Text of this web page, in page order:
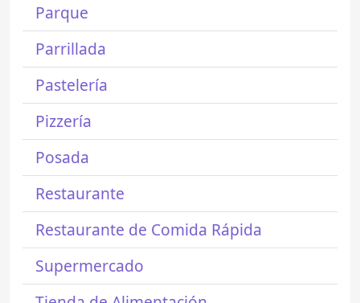
Parque
Parrillada
Pastelería
Pizzería
Posada
Restaurante
Restaurante de Comida Rápida
Supermercado